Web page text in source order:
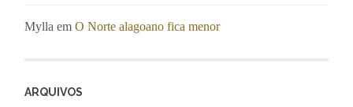
Mylla emO Norte alagoano fica menor
ARQUIVOS